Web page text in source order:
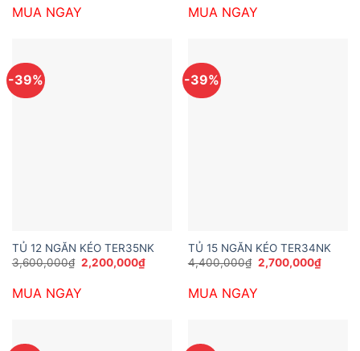
1,900,000₫.
MUA NGAY
3,400,000₫.
MUA NGAY
-39%
TỦ 12 NGĂN KÉO TER35NK
3,600,000₫ Giá
gốc
3,600,000₫.
2,200,000₫Giá
hiện
MUA NGAY
-39%
TỦ 15 NGĂN KÉO TER34NK
4,400,000₫ Giá
gốc
4,400,000₫.
2,700,000₫Giá
hiện
MUA NGAY